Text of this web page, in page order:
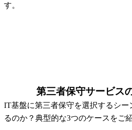
す。
第三者保守サービス
IT基盤に第三者保守を選択するシー
るのか？典型的な3つのケースをご紹